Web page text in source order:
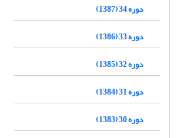
دوره 34 (1387)
دوره 33 (1386)
دوره 32 (1385)
دوره 31 (1384)
دوره 30 (1383)